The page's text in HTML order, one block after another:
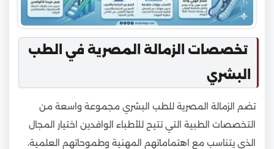
تخصصات الزمالة المصرية في الطب
البشري
تضم الزمالة المصرية للطب البشري مجموعة واسعة من
التخصصات الطبية التي تتيح للأطباء الوافدين اختيار المجال
الذي يتناسب مع اهتماماتهم المهنية وطموحاتهم العلمية،